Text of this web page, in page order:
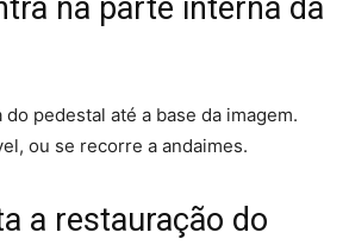
na parte interna da
do pedestal até a base da imagem.
ou se recorre a andaimes.
a restauração do